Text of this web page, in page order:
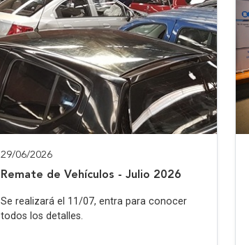
29/06/2026
Remate de Vehículos - Julio 2026
Se realizará el 11/07, entra para conocer
todos los detalles.